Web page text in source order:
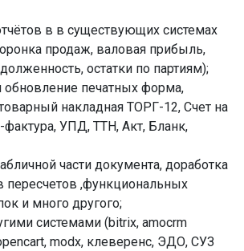
в в существующих системах
продаж, валовая прибыль,
остатки по партиям);
обновление печатных форма,
накладная ТОРГ-12, Счет на
фактура, УПД, ТТН, Акт, Бланк,
части документа, доработка
пересчетов ,функциональных
и много другого;
системами (bitrix, amocrm
modx, клеверенс, ЭДО, СУЗ